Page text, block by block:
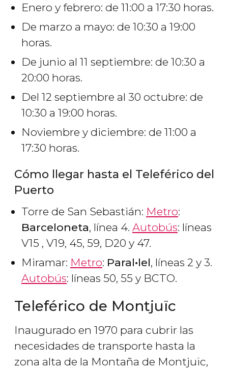
Enero y febrero: de 11:00 a 17:30 horas.
De marzo a mayo: de 10:30 a 19:00
horas.
De junio al 11 septiembre: de 10:30 a
20:00 horas.
Del 12 septiembre al 30 octubre: de
10:30 a 19:00 horas.
Noviembre y diciembre: de 11:00 a
17:30 horas.
Cómo llegar hasta el Teleférico del
Puerto
Torre de San Sebastián: Metro:
Barceloneta, línea 4. Autobús: líneas
V15 , V19, 45, 59, D20 y 47.
Miramar: Metro: Paral•lel, líneas 2 y 3.
Autobús: líneas 50, 55 y BCTO.
Teleférico de Montjuïc
Inaugurado en 1970 para cubrir las
necesidades de transporte hasta la
zona alta de la Montaña de Montjuïc,